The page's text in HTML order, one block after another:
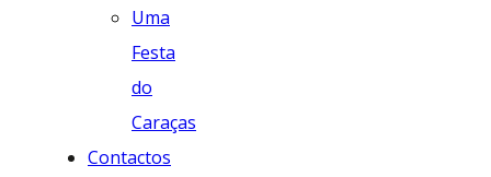
Uma
Festa
do
Caraças
Contactos